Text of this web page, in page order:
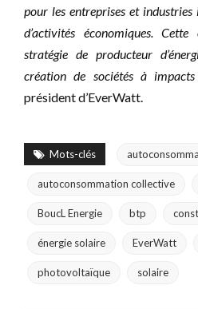
pour les entreprises et industries
d’activités économiques.
stratégie de producteur
création de sociétés à
président d’EverWatt.
Mots-clés
autoconsommation collective
BoucL Energie btp
énergie solaire EverWatt
photovoltaïque solaire